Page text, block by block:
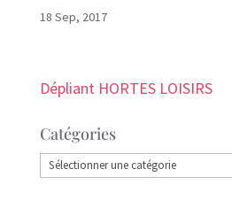
18 Sep, 2017
Dépliant HORTES LOISIRS
Catégories
Catégories